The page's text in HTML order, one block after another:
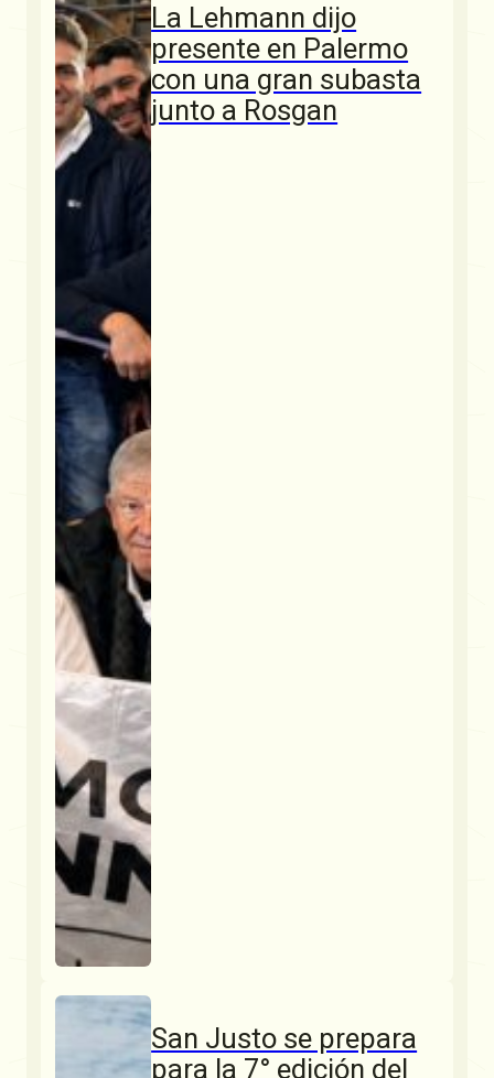
La Lehmann dijo
presente en Palermo
con una gran subasta
junto a Rosgan
San Justo se prepara
para la 7° edición del